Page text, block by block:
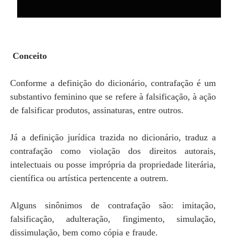
Conceito
Conforme a definição do dicionário, contrafação é um
substantivo feminino que se refere à falsificação, à ação
de falsificar produtos, assinaturas, entre outros.
Já a definição jurídica trazida no dicionário, traduz a
contrafação como violação dos direitos autorais,
intelectuais ou posse imprópria da propriedade literária,
científica ou artística pertencente a outrem.
Alguns sinônimos de contrafação são: imitação,
falsificação, adulteração, fingimento, simulação,
dissimulação, bem como cópia e fraude.